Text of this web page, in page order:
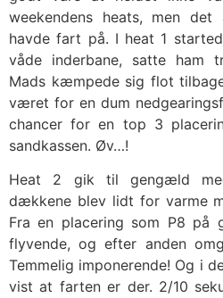
weekendens heats, men
havde fart på. I heat 1
våde inderbane, satte ham
Mads kæmpede sig flot
været for en dum
chancer for en top 3
sandkassen. Øv…!
Heat 2 gik til gengæld
dækkene blev lidt for varme
Fra en placering som P8 på
flyvende, og efter anden
Temmelig imponerende! Og i
vist at farten er der. 2/10